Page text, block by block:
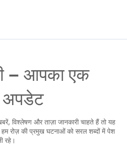
– आपका एक
अपडेट
विश्लेषण और ताज़ा जानकारी चाहते हैं तो यह
रोज़ की प्रमुख घटनाओं को सरल शब्दों में पेश
रहे।